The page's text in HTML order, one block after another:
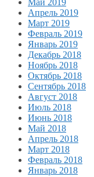
Май 2019
Апрель 2019
Март 2019
Февраль 2019
Январь 2019
Декабрь 2018
Ноябрь 2018
Октябрь 2018
Сентябрь 2018
Август 2018
Июль 2018
Июнь 2018
Май 2018
Апрель 2018
Март 2018
Февраль 2018
Январь 2018